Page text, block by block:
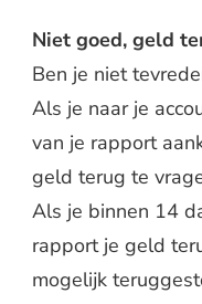
Niet goed, geld
Ben je niet
Als je naar je
van je rapport
geld terug te
Als je binnen 14
rapport je geld
mogelijk